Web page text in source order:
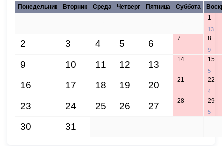
Понедельник Вторник Среда Четверг Пятница Суббота
1
13
2 3 4 5 6 7 8
9
9 10 11 12 13 14 15
5
16 17 18 19 20 21 22
4
23 24 25 26 27 28 29
5
30 31